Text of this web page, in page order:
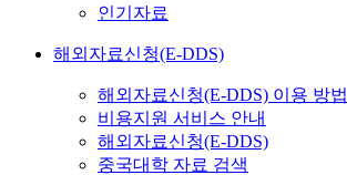
인기자료
해외자료신청(E-DDS)
해외자료신청(E-DDS) 이용 방법
비용지원 서비스 안내
해외자료신청(E-DDS)
중국대학 자료 검색